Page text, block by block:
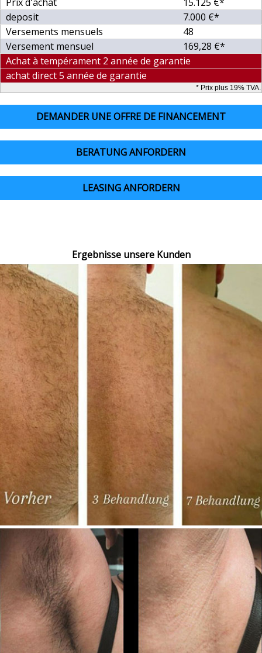
deposit
7.000 €*
Versements mensuels
48
Versement mensuel
169,28 €*
Achat à tempérament 2 année de garantie
achat direct 5 année de garantie
* Prix plus 19% TVA.
DEMANDER UNE OFFRE DE FINANCEMENT
BERATUNG ANFORDERN
LEASING ANFORDERN
Ergebnisse unsere Kunden